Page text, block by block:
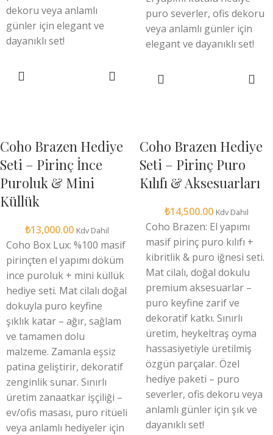
dekoru veya anlamlı
günler için elegant ve
dayanıklı set!
puro severler, ofis dekoru
veya anlamlı günler için
elegant ve dayanıklı set!
Coho Brazen Hediye
Seti – Pirinç İnce
Puroluk & Mini
Küllük
₺13,000.00 Kdv Dahil
Coho Box Lux: %100 masif
pirinçten el yapımı döküm
ince puroluk + mini küllük
hediye seti. Mat cilalı doğal
dokuyla puro keyfine
şıklık katar – ağır, sağlam
ve tamamen dolu
malzeme. Zamanla eşsiz
patina geliştirir, dekoratif
zenginlik sunar. Sınırlı
üretim zanaatkar işçiliği –
ev/ofis masası, puro ritüeli
veya anlamlı hediyeler için
Coho Brazen Hediye
Seti – Pirinç Puro
Kılıfı & Aksesuarları
₺14,500.00 Kdv Dahil
Coho Brazen: El yapımı
masif pirinç puro kılıfı +
kibritlik & puro iğnesi seti.
Mat cilalı, doğal dokulu
premium aksesuarlar –
puro keyfine zarif ve
dekoratif katkı. Sınırlı
üretim, heykeltraş oyma
hassasiyetiyle üretilmiş
özgün parçalar. Özel
hediye paketi – puro
severler, ofis dekoru veya
anlamlı günler için şık ve
dayanıklı set!